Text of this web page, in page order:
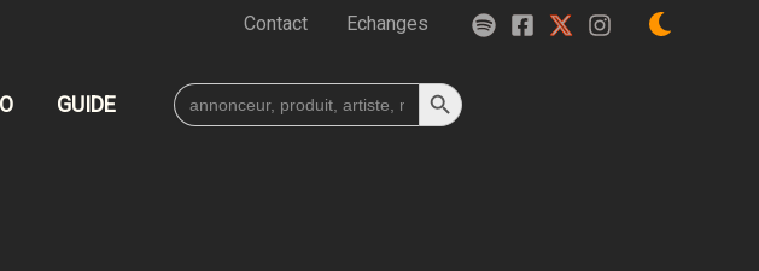
Contact Echanges
GUIDE
Search
for:
Search Button